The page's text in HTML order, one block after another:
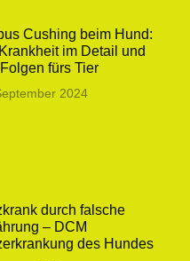
Cushing beim Hund:
im Detail und
fürs Tier
2024
durch falsche
– DCM
des Hundes